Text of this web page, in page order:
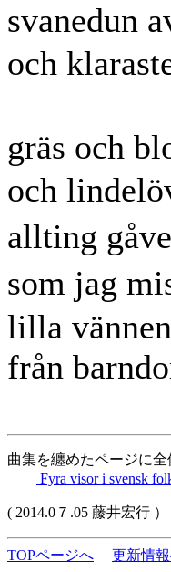
svanedun
och
gräs och
och
allting
som jag
lilla
från
曲集を纏めたページに全
Fyra visor i svensk
( 2014.0７.05 藤井宏行 ）
TOPページへ 更新情